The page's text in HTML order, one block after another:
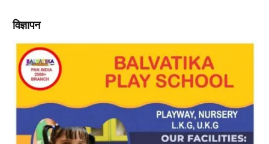
विज्ञापन